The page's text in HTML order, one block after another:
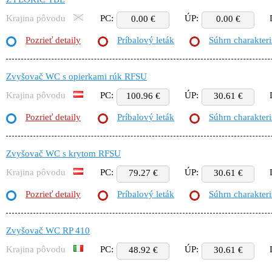
Krajina pôvodu
PC: 0.00 € ÚP: 0.00 €
Pozrieť detaily Príbalový leták Súhrn
Zvyšovač WC s opierkami rúk RFSU
Krajina pôvodu
PC: 100.96 € ÚP: 30.61 €
Pozrieť detaily Príbalový leták Súhrn
Zvyšovač WC s krytom RFSU
Krajina pôvodu
PC: 79.27 € ÚP: 30.61 €
Pozrieť detaily Príbalový leták Súhrn
Zvyšovač WC RP 410
Krajina pôvodu
PC: 48.92 € ÚP: 30.61 €